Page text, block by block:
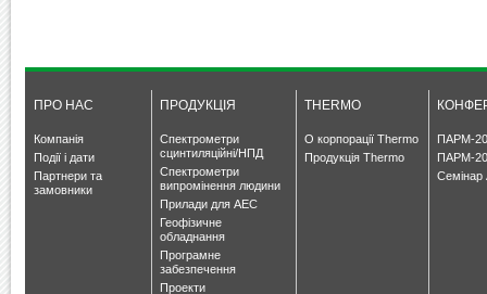
ПРО НАС ПРОДУКЦІЯ THERMO
Компанія
Події і дати
Партнери та
замовники
Спектрометри
сцинтиляційні/НПД
Спектрометри
випромінення людини
Прилади для АЕС
Геофізичне
обладнання
Програмне
забезпечення
Проекти
О корпорації Thermo
Продукція Thermo
ПАРМ-
ПАРМ-
Семінар